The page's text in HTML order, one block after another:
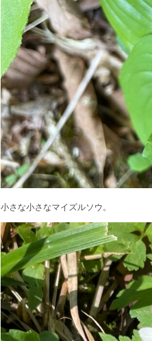
小さな小さなマイズルソウ。